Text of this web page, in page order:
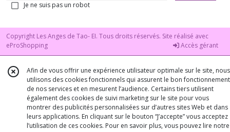
Je ne suis pas un robot
Copyright Les Anges de Tao- EI. Tous droits réservés. Site réalisé avec
eProShopping
Accès gérant
Afin de vous offrir une expérience utilisateur optimale sur le site, nous
utilisons des cookies fonctionnels qui assurent le bon fonctionnement
de nos services et en mesurent l’audience. Certains tiers utilisent
également des cookies de suivi marketing sur le site pour vous
montrer des publicités personnalisées sur d’autres sites Web et dans
leurs applications. En cliquant sur le bouton “J’accepte” vous acceptez
l’utilisation de ces cookies. Pour en savoir plus, vous pouvez lire notre